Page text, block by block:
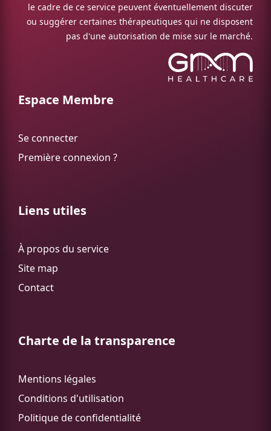
le cadre de ce service peuvent éventuellement discuter
ou suggérer certaines thérapeutiques qui ne disposent
pas d'une autorisation de mise sur le marché.
Espace Membre
Se connecter
Première connexion ?
Liens utiles
À propos du service
Site map
Contact
Charte de la transparence
Mentions légales
Conditions d'utilisation
Politique de confidentialité